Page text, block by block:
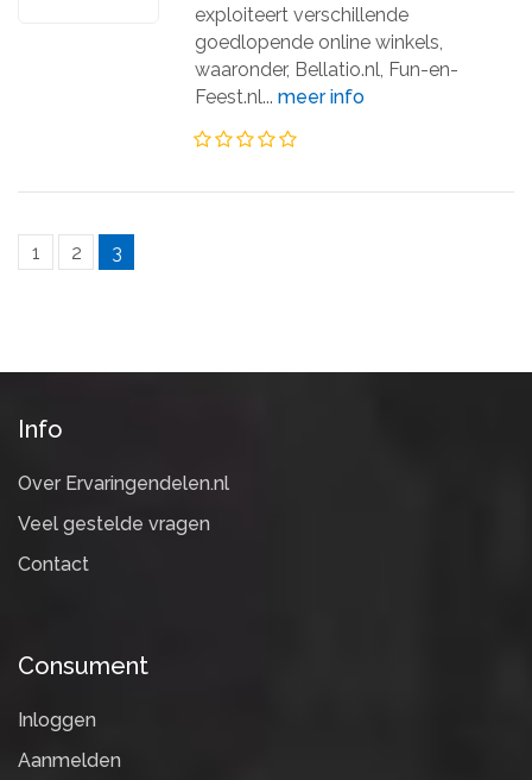
exploiteert verschillende
goedlopende online winkels,
waaronder, Bellatio.nl, Fun-en-
Feest.nl...meer info
1 2 3
Info
Over Ervaringendelen.nl
Veel gestelde vragen
Contact
Consument
Inloggen
Aanmelden